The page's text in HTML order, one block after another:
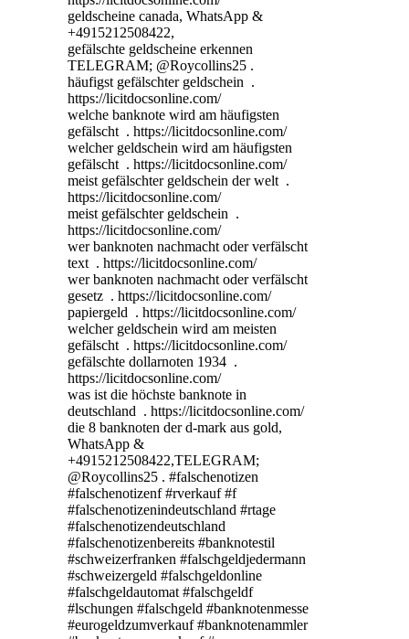
geldscheine canada, WhatsApp &
+4915212508422,
gefälschte geldscheine erkennen
TELEGRAM; @Roycollins25 .
häufigst gefälschter geldschein .
https://licitdocsonline.com/
welche banknote wird am häufigsten
gefälscht . https://licitdocsonline.com/
welcher geldschein wird am häufigsten
gefälscht . https://licitdocsonline.com/
meist gefälschter geldschein der welt .
https://licitdocsonline.com/
meist gefälschter geldschein .
https://licitdocsonline.com/
wer banknoten nachmacht oder verfälscht
text . https://licitdocsonline.com/
wer banknoten nachmacht oder verfälscht
gesetz . https://licitdocsonline.com/
papiergeld . https://licitdocsonline.com/
welcher geldschein wird am meisten
gefälscht . https://licitdocsonline.com/
gefälschte dollarnoten 1934 .
https://licitdocsonline.com/
was ist die höchste banknote in
deutschland . https://licitdocsonline.com/
die 8 banknoten der d-mark aus gold,
WhatsApp &
+4915212508422,TELEGRAM;
@Roycollins25 . #falschenotizen
#falschenotizenf #rverkauf #f
#falschenotizenindeutschland #rtage
#falschenotizendeutschland
#falschenotizenbereits #banknotestil
#schweizerfranken #falschgeldjedermann
#schweizergeld #falschgeldonline
#falschgeldautomat #falschgeldf
#lschungen #falschgeld #banknotenmesse
#eurogeldzumverkauf #banknotenammler